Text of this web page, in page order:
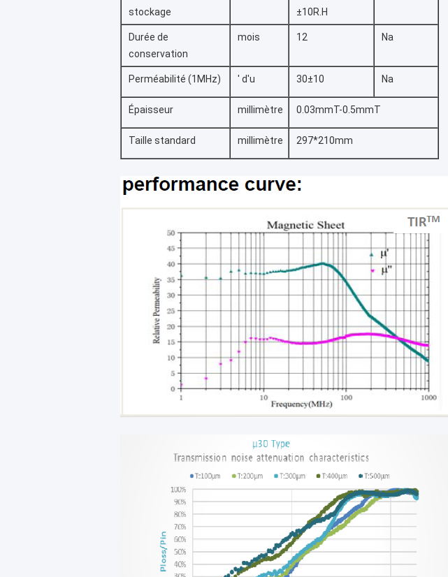
stockage
±10R.H
Durée de
conservation
mois 12 Na
Perméabilité (1MHz) ′ d'u 30±10 Na
Épaisseur millimètre 0.03mmT-0.5mmT
Taille standard millimètre 297*210mm